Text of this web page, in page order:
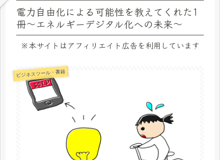
電力自由化による可能性を教えてくれた1
冊～エネルギーデジタル化への未来～
※本サイトはアフィリエイト広告を利用しています
ビジネスツール・書籍